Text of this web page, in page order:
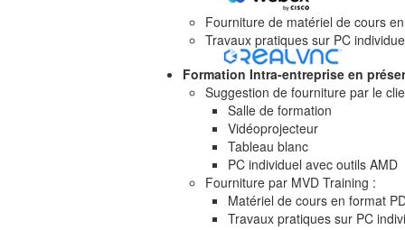
Fourniture de matériel de cours
Travaux pratiques sur PC
Formation Intra-entreprise en
Suggestion de fourniture par le
Salle de formation
Vidéoprojecteur
Tableau blanc
PC individuel avec outils AMD
Fourniture par MVD Training :
Matériel de cours en format
Travaux pratiques sur PC